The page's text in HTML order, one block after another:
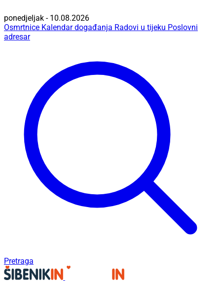
ponedjeljak - 10.08.2026
Osmrtnice Kalendar događanja Radovi u tijeku Poslovni
adresar
Pretraga